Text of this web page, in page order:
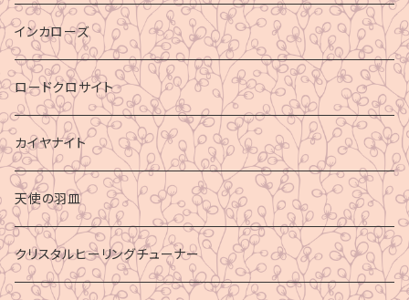
インカローズ
ロードクロサイト
カイヤナイト
天使の羽皿
クリスタルヒーリングチューナー